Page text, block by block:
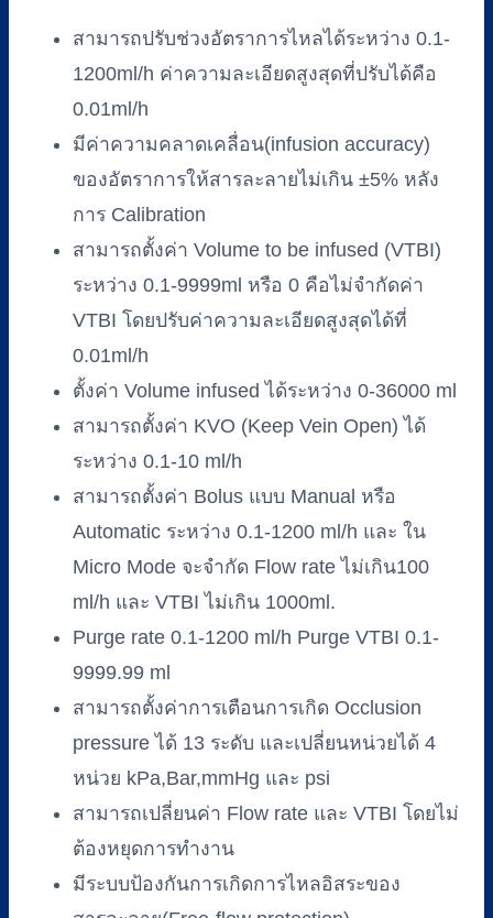
สามารถปรับช่วงอัตราการไหลได้ระหว่าง 0.1-
1200ml/h ค่าความละเอียดสูงสุดที่ปรับได้คือ
0.01ml/h
มีค่าความคลาดเคลื่อน(infusion accuracy)
ของอัตราการให้สารละลายไม่เกิน ±5% หลัง
การ Calibration
สามารถตั้งค่า Volume to be infused (VTBI)
ระหว่าง 0.1-9999ml หรือ 0 คือไม่จำกัดค่า
VTBI โดยปรับค่าความละเอียดสูงสุดได้ที่
0.01ml/h
ตั้งค่า Volume infused ได้ระหว่าง 0-36000 ml
สามารถตั้งค่า KVO (Keep Vein Open) ได้
ระหว่าง 0.1-10 ml/h
สามารถตั้งค่า Bolus แบบ Manual หรือ
Automatic ระหว่าง 0.1-1200 ml/h และ ใน
Micro Mode จะจำกัด Flow rate ไม่เกิน100
ml/h และ VTBI ไม่เกิน 1000ml.
Purge rate 0.1-1200 ml/h Purge VTBI 0.1-
9999.99 ml
สามารถตั้งค่าการเตือนการเกิด Occlusion
pressure ได้ 13 ระดับ และเปลี่ยนหน่วยได้ 4
หน่วย kPa,Bar,mmHg และ psi
สามารถเปลี่ยนค่า Flow rate และ VTBI โดยไม่
ต้องหยุดการทำงาน
มีระบบป้องกันการเกิดการไหลอิสระของ